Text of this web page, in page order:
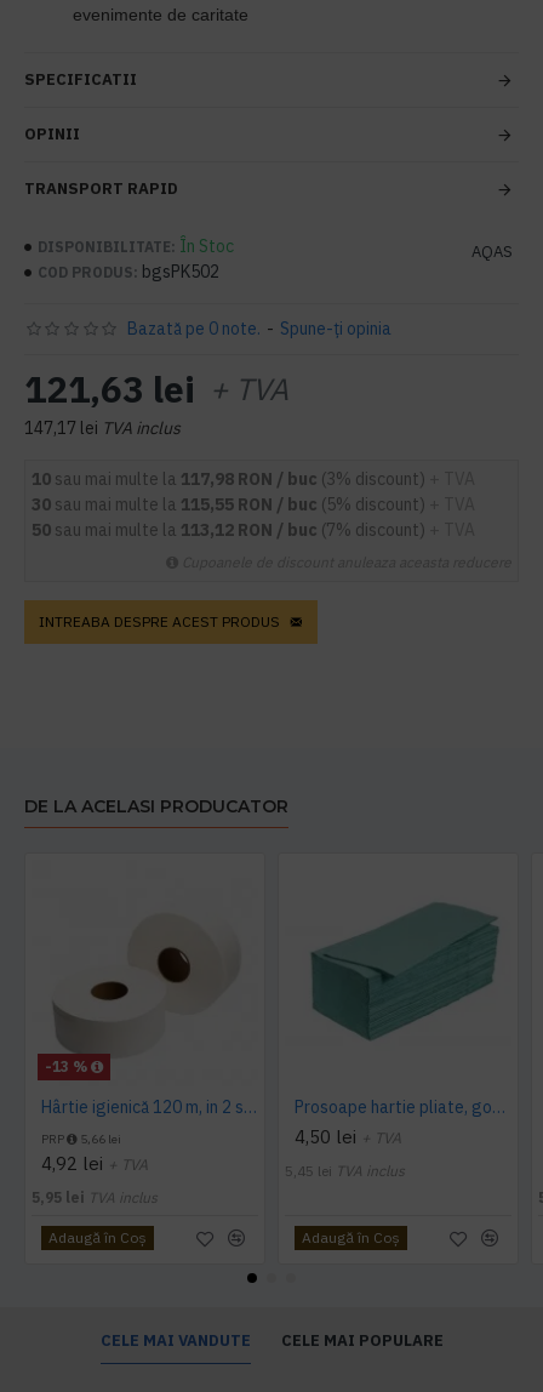
evenimente de caritate
SPECIFICATII
OPINII
TRANSPORT RAPID
DISPONIBILITATE: În Stoc
COD PRODUS: bgsPK502
AQAS
Bazată pe 0 note. - Spune-ţi opinia
121,63 lei + TVA
147,17 lei TVA inclus
10 sau mai multe la 117,98 RON / buc (3% discount)
30 sau mai multe la 115,55 RON / buc (5% discount)
50 sau mai multe la 113,12 RON / buc (7% discount)
INTREABA DESPRE ACEST PRODUS
DE LA ACELASI PRODUCATOR
-13 %
Hârtie igienică 120 m, in 2 straturi, extra albă, Mini Jumbo, AQAS
PRP 5,66 lei
4,92 lei + TVA
5,95 lei TVA inclus
Adaugă în Coş
Prosoape hartie pliate, gofrate, verzi, 25 x 23 cm, V fold, 1 strat, AQAS, 250 buc/pachet
4,50 lei + TVA
5,45 lei TVA inclus
Adaugă în Coş
CELE MAI VANDUTE CELE MAI POPULARE